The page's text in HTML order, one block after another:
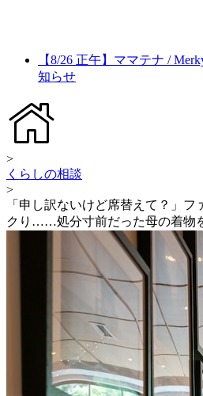
【8/26 正午】ママテナ /
知らせ
>
くらしの相談
>
「申し訳ないけど席替えて？」
クり……処分寸前だった母の着物